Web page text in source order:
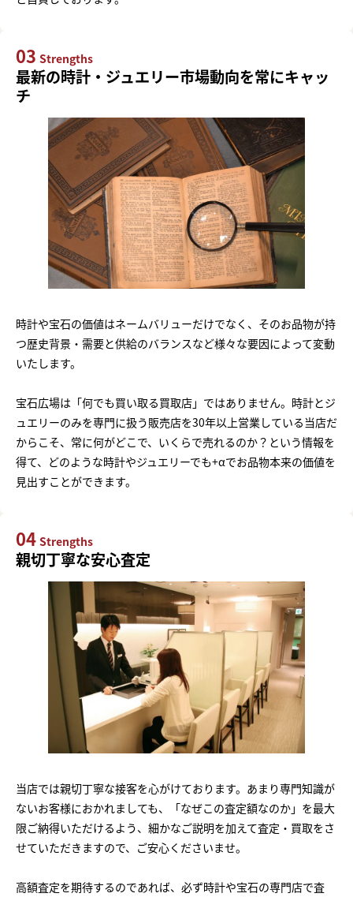
03 Strengths
最新の時計・ジュエリー市場動向を常にキャッ
チ
時計や宝石の価値はネームバリューだけでなく、そのお品物が持
つ歴史背景・需要と供給のバランスなど様々な要因によって変動
いたします。
宝石広場は「何でも買い取る買取店」ではありません。時計とジ
ュエリーのみを専門に扱う販売店を30年以上営業している当店だ
からこそ、常に何がどこで、いくらで売れるのか？という情報を
得て、どのような時計やジュエリーでも+αでお品物本来の価値を
見出すことができます。
04 Strengths
親切丁寧な安心査定
当店では親切丁寧な接客を心がけております。あまり専門知識が
ないお客様におかれましても、「なぜこの査定額なのか」を最大
限ご納得いただけるよう、細かなご説明を加えて査定・買取をさ
せていただきますので、ご安心くださいませ。
高額査定を期待するのであれば、必ず時計や宝石の専門店で査